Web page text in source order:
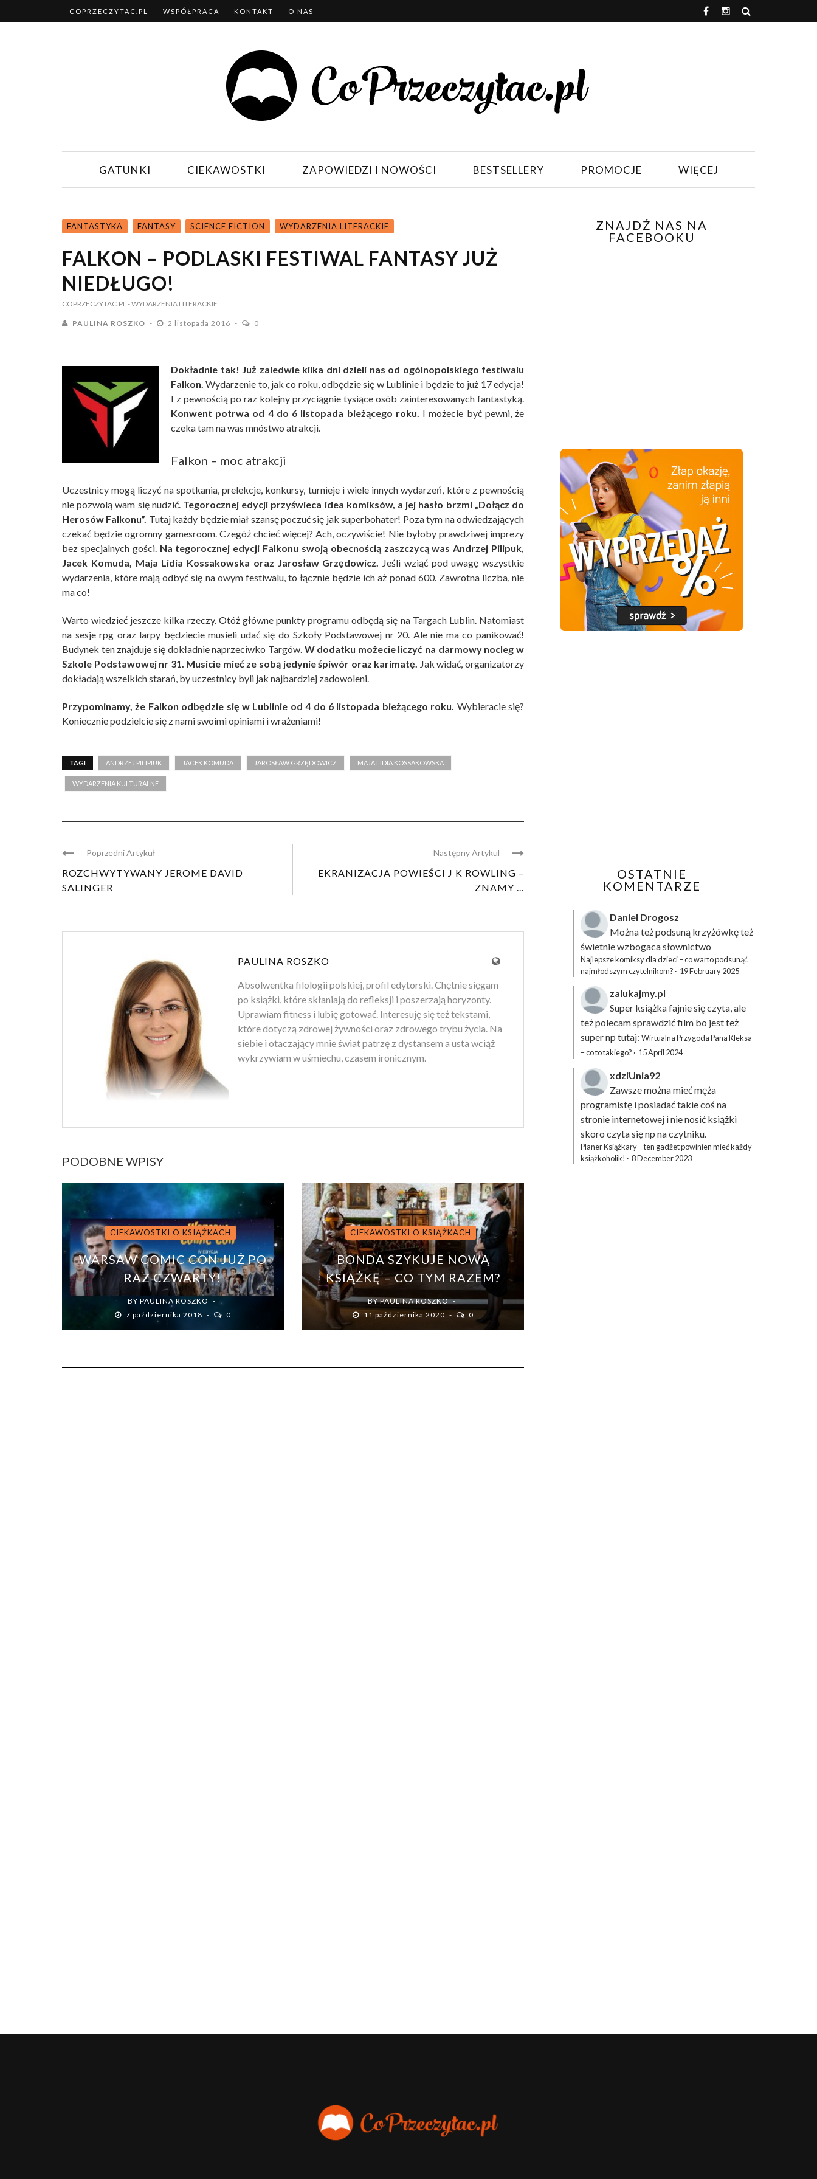
COPRZECZYTAC.PL WSPÓŁPRACA KONTAKT O NAS
GATUNKI CIEKAWOSTKI ZAPOWIEDZI I NOWOŚCI BESTSELLERY PROMOCJE WIĘCEJ
FANTASTYKA FANTASY SCIENCE FICTION WYDARZENIA LITERACKIE
FALKON – PODLASKI FESTIWAL FANTASY JUŻ
NIEDŁUGO!
COPRZECZYTAC.PL- WYDARZENIA LITERACKIE
PAULINA ROSZKO 2 listopada 2016 0
Dokładnie tak! Już zaledwie kilka dni dzieli nas od ogólnopolskiego festiwalu
Falkon. Wydarzenie to, jak co roku, odbędzie się w Lublinie i będzie to już 17 edycja!
I z pewnością po raz kolejny przyciągnie tysiące osób zainteresowanych fantastyką.
Konwent potrwa od 4 do 6 listopada bieżącego roku. I możecie być pewni, że
czeka tam na was mnóstwo atrakcji.
Falkon – moc atrakcji
Uczestnicy mogą liczyć na spotkania, prelekcje, konkursy, turnieje i wiele innych wydarzeń, które z pewnością
nie pozwolą wam się nudzić. Tegorocznej edycji przyświeca idea komiksów, a jej hasło brzmi „Dołącz do
Herosów Falkonu”. Tutaj każdy będzie miał szansę poczuć się jak superbohater! Poza tym na odwiedzających
czekać będzie ogromny gamesroom. Czegóż chcieć więcej? Ach, oczywiście! Nie byłoby prawdziwej imprezy
bez specjalnych gości. Na tegorocznej edycji Falkonu swoją obecnością zaszczycą was Andrzej Pilipuk,
Jacek Komuda, Maja Lidia Kossakowska oraz Jarosław Grzędowicz. Jeśli wziąć pod uwagę wszystkie
wydarzenia, które mają odbyć się na owym festiwalu, to łącznie będzie ich aż ponad 600. Zawrotna liczba, nie
ma co!
Warto wiedzieć jeszcze kilka rzeczy. Otóż główne punkty programu odbędą się na Targach Lublin. Natomiast
na sesje rpg oraz larpy będziecie musieli udać się do Szkoły Podstawowej nr 20. Ale nie ma co panikować!
Budynek ten znajduje się dokładnie naprzeciwko Targów. W dodatku możecie liczyć na darmowy nocleg w
Szkole Podstawowej nr 31. Musicie mieć ze sobą jedynie śpiwór oraz karimatę. Jak widać, organizatorzy
dokładają wszelkich starań, by uczestnicy byli jak najbardziej zadowoleni.
Przypominamy, że Falkon odbędzie się w Lublinie od 4 do 6 listopada bieżącego roku. Wybieracie się?
Koniecznie podzielcie się z nami swoimi opiniami i wrażeniami!
TAGI ANDRZEJ PILIPIUK JACEK KOMUDA JAROSŁAW GRZĘDOWICZ MAJA LIDIA KOSSAKOWSKA
WYDARZENIA KULTURALNE
Poprzedni Artykuł
ROZCHWYTYWANY JEROME DAVID
SALINGER
Następny Artykul
EKRANIZACJA POWIEŚCI J K ROWLING –
ZNAMY ...
PAULINA ROSZKO
Absolwentka filologii polskiej, profil edytorski. Chętnie sięgam
po książki, które skłaniają do refleksji i poszerzają horyzonty.
Uprawiam fitness i lubię gotować. Interesuję się też tekstami,
które dotyczą zdrowej żywności oraz zdrowego trybu życia. Na
siebie i otaczający mnie świat patrzę z dystansem a usta wciąż
wykrzywiam w uśmiechu, czasem ironicznym.
PODOBNE WPISY
CIEKAWOSTKI O KSIĄŻKACH
WARSAW COMIC CON JUŻ PO
RAZ CZWARTY!
BY PAULINA ROSZKO
7 października 2018
0
CIEKAWOSTKI O KSIĄŻKACH
BONDA SZYKUJE NOWĄ
KSIĄŻKĘ – CO TYM RAZEM?
BYPAULINA ROSZKO
11 października 2020
0
ZNAJDŹ NAS NA
FACEBOOKU
OSTATNIE
KOMENTARZE
Daniel Drogosz
Można też podsuną krzyżówkęteż
świetnie wzbogaca słownictwo
Najlepsze komiksy dla dzieci – co warto podsunąć
najmłodszym czytelnikom? · 19 February 2025
zalukajmy.pl
Super książka fajnie się czyta, ale
też polecam sprawdzić film bo jest też
super np tutaj: Wirtualna Przygoda Pana Kleksa
– co to takiego? · 15 April 2024
xdziUnia92
Zawsze można mieć męża
programistę i posiadać takie coś na
stronie internetowej i nie nosić książki
skoro czyta się np na czytniku.
Planer Książkary – ten gadżet powinien mieć każdy
książkoholik! · 8 December 2023